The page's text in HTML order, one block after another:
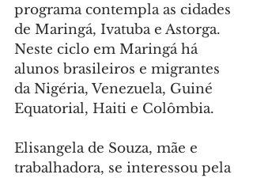
programa contempla as cidades
de Maringá, Ivatuba e Astorga.
Neste ciclo em Maringá há
alunos brasileiros e migrantes
da Nigéria, Venezuela, Guiné
Equatorial, Haiti e Colômbia.
Elisangela de Souza, mãe e
trabalhadora, se interessou pela